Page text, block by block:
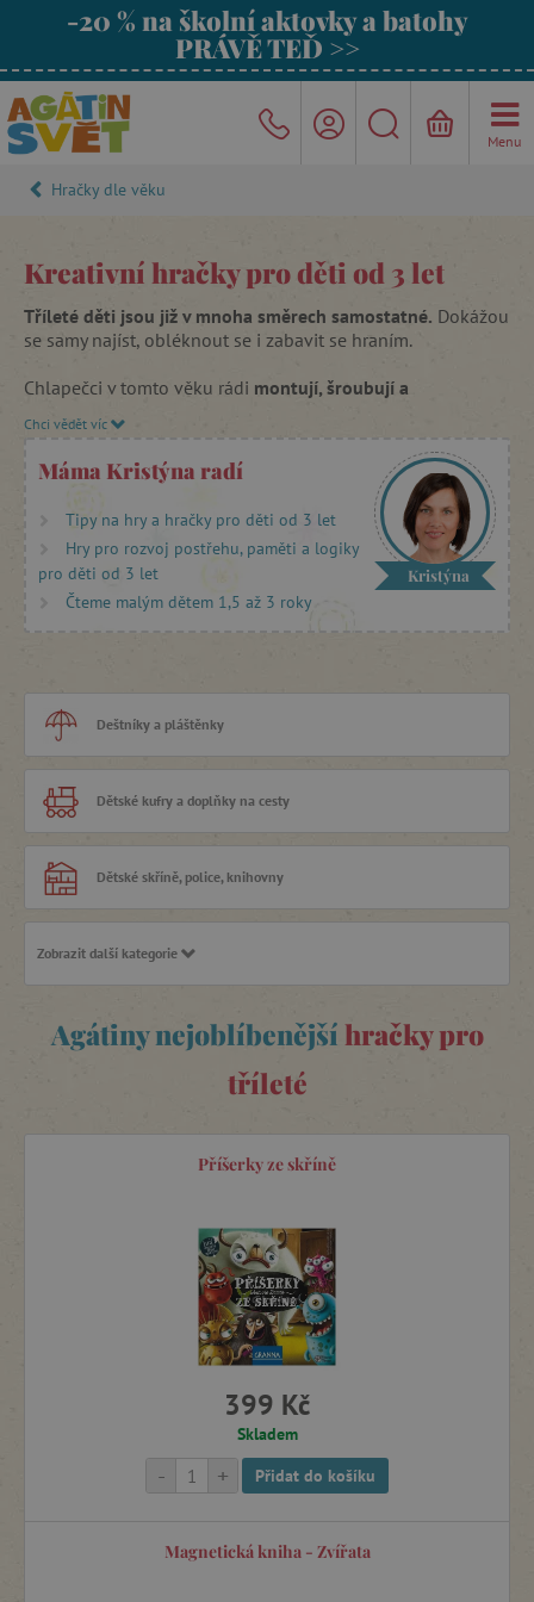
-20 % na školní aktovky a batohy
PRÁVĚ TEĎ >>
Menu
Hračky dle věku
Kreativní hračky pro děti od 3 let
Tříleté děti jsou již v mnoha směrech samostatné. Dokážou
se samy najíst, obléknout se i zabavit se hraním.
Chlapečci v tomto věku rádi montují, šroubují a
montážními sadami,
kuličkovými dráhami
, srubovými
domečky i dřevěnými vláčkodráhami. Hledáte-li pro chlapce
něco originálnějšího zvolte
magnetické skládačkyJanod.
Pro holčičky kromě prošívání, zažehlovacích korálků,
sametových omalovánek nebotvoření frotáží a koláží,
máme oblíbenédomečky pro panenky
, kuchyňky i
pohádková divadla.
Všechny tyto hračky podněcují fantazii, rozvíjí jemnou
motoriku a prostorové vnímání, a otvírají prostor
k tvořivému hraní.
Chci vědět víc
Máma Kristýna radí
Tipy na hry a hračky pro děti od 3 let
Hry pro rozvoj postřehu, paměti a logiky
pro děti od 3 let
Čteme malým dětem 1,5 až 3 roky
Kristýna
Deštníky a pláštěnky
Dětské kufry a doplňky na cesty
Dětské skříně, police, knihovny
Dílničky a semináře
Drobné dárky
Elektronika pro děti
Experimentální hry
Hračky na písek
Zobrazit další kategorie
Agátiny nejoblíbenějšíhračky pro
tříleté
Příšerky ze skříně
399 Kč
Skladem
+
- Přidat do košíku
Magnetická kniha - Zvířata